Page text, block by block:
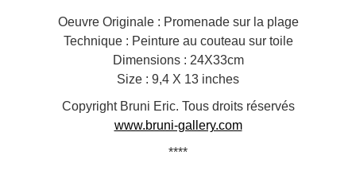
Oeuvre Originale : Promenade sur la plage
Technique : Peinture au couteau sur toile
Dimensions : 24X33cm
Size : 9,4 X 13 inches
Copyright Bruni Eric. Tous droits réservés
www.bruni-gallery.com
****